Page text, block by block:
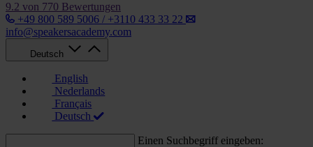
9.2 von 770 Bewertungen
+49 800 589 5006 / +3110 433 33 22
info@speakersacademy.com
Deutsch
English
Nederlands
Français
Deutsch
Einen Suchbegriff eingeben: